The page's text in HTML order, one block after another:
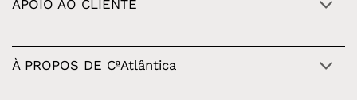
APOIO AO CLIENTE
À PROPOS DE CªAtlântica